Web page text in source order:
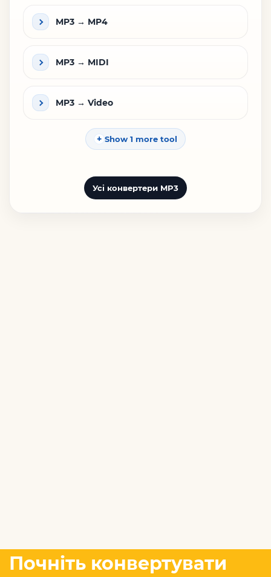
MP3 → MP4
MP3 → MIDI
MP3 → Video
Show 1 more tool
Усі конвертери MP3
Почніть конвертувати